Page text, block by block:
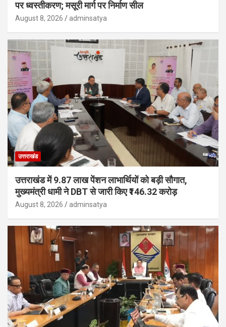
पर ध्वस्तीकरण; मसूरी मार्ग पर निर्माण सील
August 8, 2026 adminsatya
उत्तराखंड
उत्तराखंड में 9.87 लाख पेंशन लाभार्थियों को बड़ी सौगात,
मुख्यमंत्री धामी ने DBT से जारी किए ₹146.32 करोड़
August 8, 2026 adminsatya